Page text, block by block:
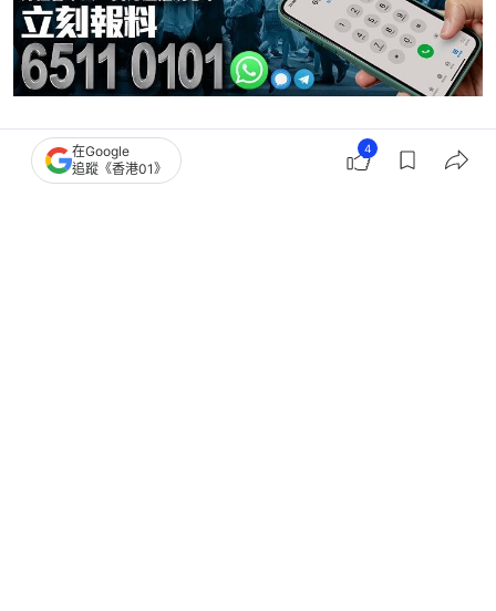
警務處在Google
追蹤《香港01》
4